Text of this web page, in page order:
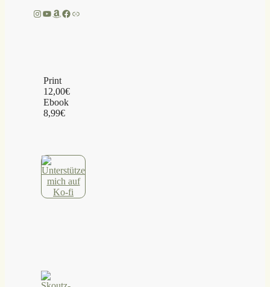
Instagram
YouTube
Amazon
Facebook
Link
Print
12,00€
Ebook
8,99€